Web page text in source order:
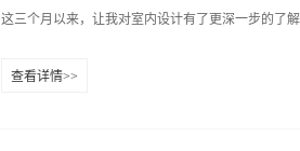
这三个月以来，让我对室内设计有了更深一步的了
查看详情>>